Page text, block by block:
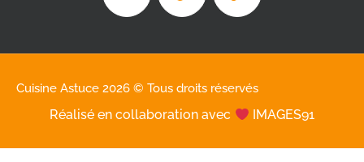
Cuisine Astuce 2026 © Tous droits réservés
Réalisé en collaboration avec IMAGES91